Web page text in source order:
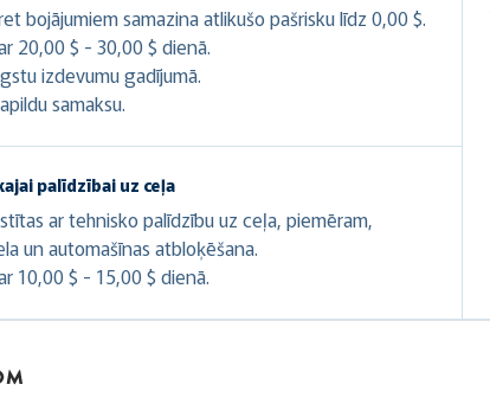
bojājumiem samazina atlikušo pašrisku līdz 0,00 $.
20,00 $ - 30,00 $ dienā.
izdevumu gadījumā.
samaksu.
palīdzībai uz ceļa
ar tehnisko palīdzību uz ceļa, piemēram,
un automašīnas atbloķēšana.
10,00 $ - 15,00 $ dienā.